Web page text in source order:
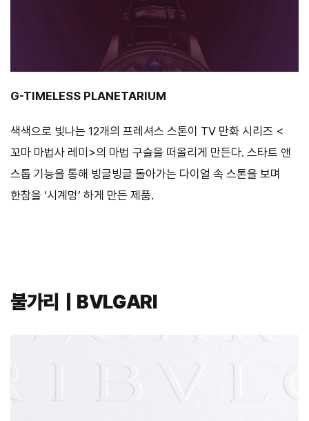
G-TIMELESS PLANETARIUM
색색으로 빛나는 12개의 프레셔스 스톤이 TV 만화 시리즈 <
꼬마 마법사 레미>의 마법 구슬을 떠올리게 만든다. 스타트 앤
스톱 기능을 통해 빙글빙글 돌아가는 다이얼 속 스톤을 보며
한참을 ‘시계멍’ 하게 만든 제품.
불가리｜BVLGARI